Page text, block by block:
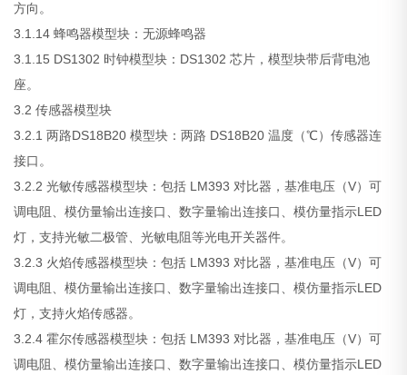
方向。
3.1.14 蜂鸣器模型块：无源蜂鸣器
3.1.15 DS1302 时钟模型块：DS1302 芯片，模型块带后背电池
座。
3.2 传感器模型块
3.2.1 两路DS18B20 模型块：两路 DS18B20 温度（℃）传感器连
接口。
3.2.2 光敏传感器模型块：包括 LM393 对比器，基准电压（V）可
调电阻、模仿量输出连接口、数字量输出连接口、模仿量指示LED
灯，支持光敏二极管、光敏电阻等光电开关器件。
3.2.3 火焰传感器模型块：包括 LM393 对比器，基准电压（V）可
调电阻、模仿量输出连接口、数字量输出连接口、模仿量指示LED
灯，支持火焰传感器。
3.2.4 霍尔传感器模型块：包括 LM393 对比器，基准电压（V）可
调电阻、模仿量输出连接口、数字量输出连接口、模仿量指示LED